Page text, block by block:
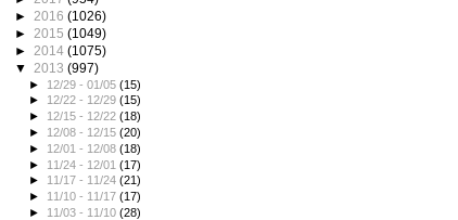
► 2016 (1026)
► 2015 (1049)
► 2014 (1075)
▼ 2013 (997)
► 12/29 - 01/05(15)
► 12/22 - 12/29(15)
► 12/15 - 12/22(18)
► 12/08 - 12/15(20)
► 12/01 - 12/08(18)
► 11/24 - 12/01(17)
► 11/17 - 11/24(21)
► 11/10 - 11/17(17)
► 11/03 - 11/10(28)